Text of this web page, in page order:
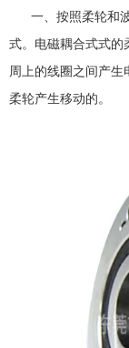
一、按照柔轮和波
式。电磁耦合式式的
周上的线圈之间产生
柔轮产生移动的。